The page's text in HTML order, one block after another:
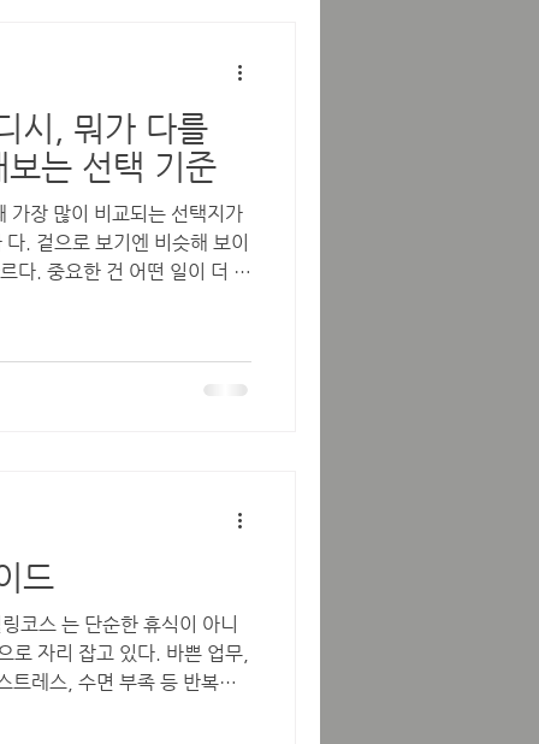
마사지구인 힐링
시, 뭐가 다를
는 선택 기준
가장 많이 비교되는 선택지가
다. 중요한 건 어떤 일이 더 좋
화가 중요한 역할을 차지한
, 활발한 성향이라면 비교적
다. 근무 분위기와 환경 유흥
특성상 비교적 활기찬 분위
고 프라이빗한 공간에서 이
발한 분위기 → 유흥알바
드
로 자리 잡고 있다. 바쁜 업무,
트레스, 수면 부족 등 반복되